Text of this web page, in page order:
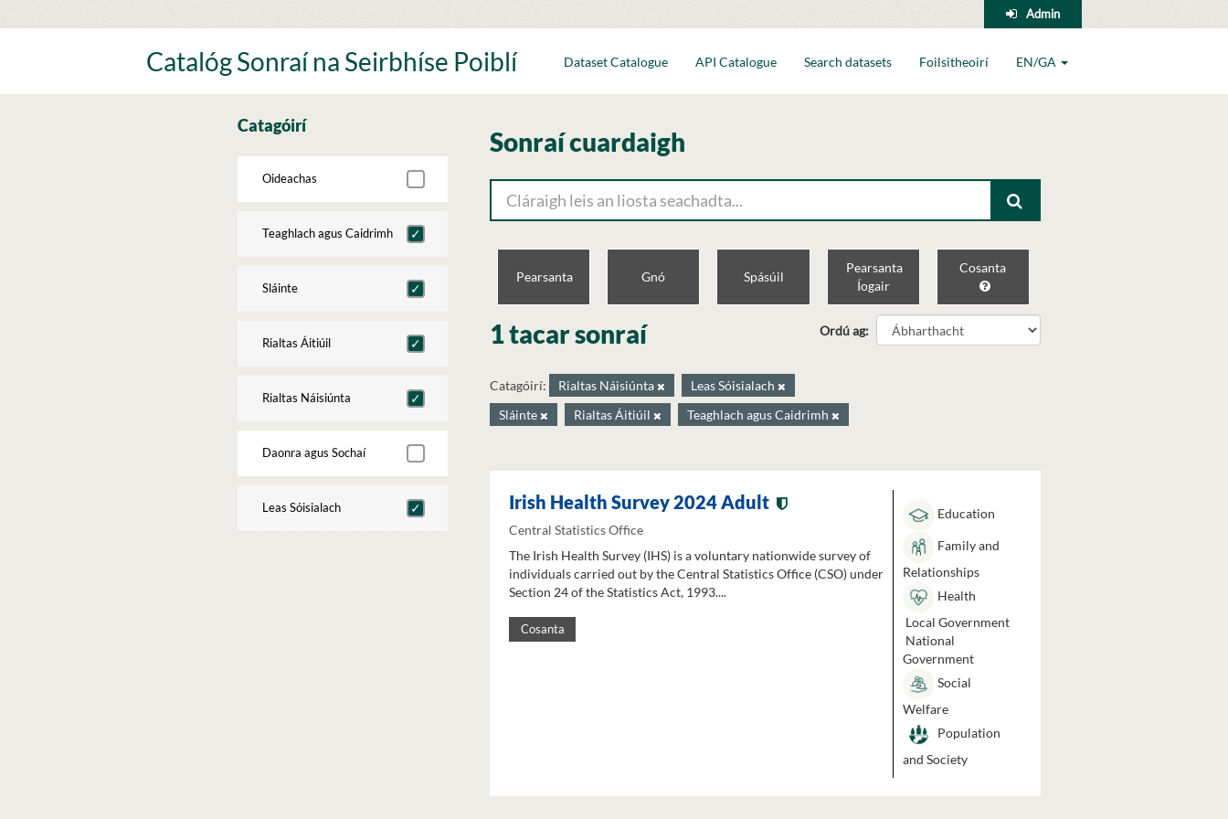
to
Admin
Catalóg Sonraí na Seirbhíse Poiblí Dataset Catalogue API Catalogue Search datasets Foilsitheoirí EN/GA
Catagóirí
Oideachas
Teaghlach agus Caidrimh
Sláinte
Rialtas Áitiúil
Rialtas Náisiúnta
Daonra agus Sochaí
Leas Sóisialach
Sonraí cuardaigh
Pearsanta Gnó Spásúil
Pearsanta
Íogair
Cosanta
Ordú ag
1 tacar sonraí
Catagóirí: Rialtas Náisiúnta
Leas Sóisialach
Sláinte
Rialtas Áitiúil Teaghlach agus Caidrimh
Irish Health Survey 2024 Adult
Central Statistics Office
The Irish Health Survey (IHS) is a voluntary nationwide survey of
individuals carried out by the Central Statistics Office (CSO) under
Section 24 of the Statistics Act, 1993....
Cosanta
Education
Family and
Relationships
Health
Local Government
National
Government
Social
Welfare
Population
and Society